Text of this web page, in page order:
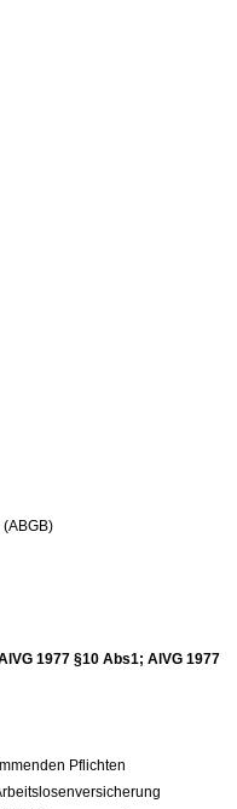
1977 §10 Abs1; AlVG 1977
Pflichten